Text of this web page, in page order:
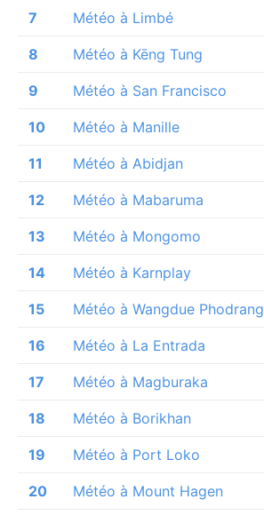
7 Météo à Limbé
8 Météo à Kēng Tung
9 Météo à San Francisco
10 Météo à Manille
11 Météo à Abidjan
12 Météo à Mabaruma
13 Météo à Mongomo
14 Météo à Karnplay
15 Météo à Wangdue Phodrang
16 Météo à La Entrada
17 Météo à Magburaka
18 Météo à Borikhan
19 Météo à Port Loko
20 Météo à Mount Hagen